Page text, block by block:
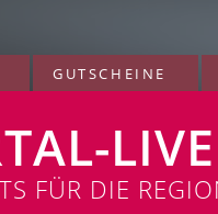
GUTSCHEINE
LIVE
FÜR DIE